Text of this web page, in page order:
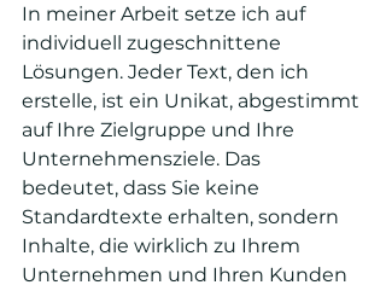
In meiner Arbeit setze ich auf
individuell zugeschnittene
Lösungen. Jeder Text, den ich
erstelle, ist ein Unikat, abgestimmt
auf Ihre Zielgruppe und Ihre
Unternehmensziele. Das
bedeutet, dass Sie keine
Standardtexte erhalten, sondern
Inhalte, die wirklich zu Ihrem
Unternehmen und Ihren Kunden